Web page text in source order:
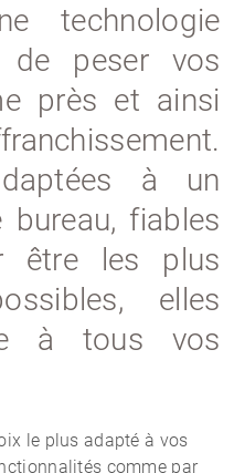
technologie
de peser vos
près et ainsi
à un
bureau, fiables
être les plus
elles
à tous vos
le plus adapté à vos
comme par